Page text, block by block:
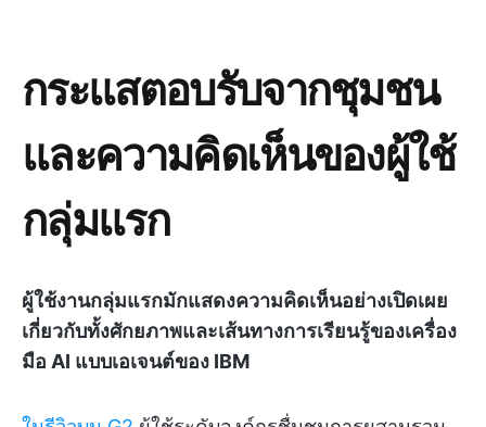
กระแสตอบรับจากชุมชน
และความคิดเห็นของผู้ใช้
กลุ่มแรก
ผู้ใช้งานกลุ่มแรกมักแสดงความคิดเห็นอย่างเปิดเผย
เกี่ยวกับทั้งศักยภาพและเส้นทางการเรียนรู้ของเครื่อง
มือ AI แบบเอเจนต์ของ IBM